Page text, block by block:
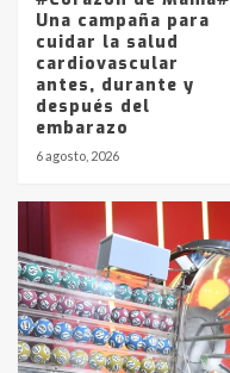
Una campaña para
cuidar la salud
cardiovascular
antes, durante y
después del
embarazo
6 agosto, 2026